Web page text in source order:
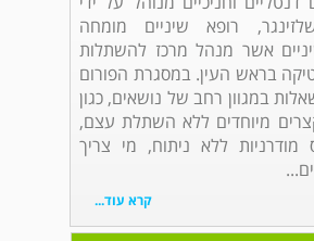
רופא שיניים מומחה
אשר מנהל מרכז להשתלות
בראש העין. במסגרת הפורום
במגוון רחב של נושאים, כגון
מיוחדים ללא השתלת עצם,
מודרניות ללא ניתוח, מי צריך
קרא עוד...